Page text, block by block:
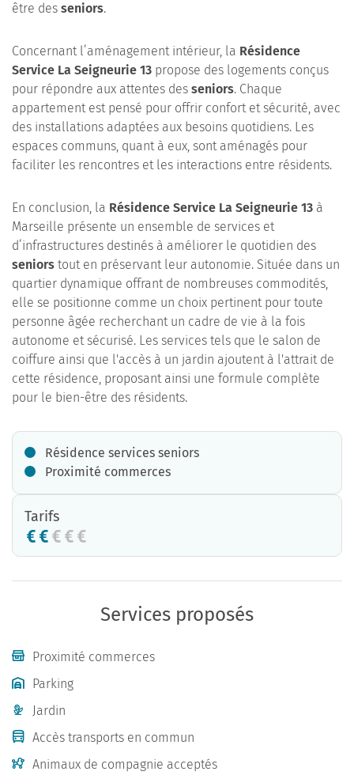
être des seniors.
Concernant l’aménagement intérieur, la Résidence
Service La Seigneurie 13 propose des logements conçus
pour répondre aux attentes des seniors. Chaque
appartement est pensé pour offrir confort et sécurité, avec
des installations adaptées aux besoins quotidiens. Les
espaces communs, quant à eux, sont aménagés pour
faciliter les rencontres et les interactions entre résidents.
En conclusion, la Résidence Service La Seigneurie 13 à
Marseille présente un ensemble de services et
d’infrastructures destinés à améliorer le quotidien des
seniors tout en préservant leur autonomie. Située dans un
quartier dynamique offrant de nombreuses commodités,
elle se positionne comme un choix pertinent pour toute
personne âgée recherchant un cadre de vie à la fois
autonome et sécurisé. Les services tels que le salon de
coiffure ainsi que l'accès à un jardin ajoutent à l'attrait de
cette résidence, proposant ainsi une formule complète
pour le bien-être des résidents.
Résidence services seniors
Proximité commerces
Tarifs
Services proposés
Proximité commerces
Parking
Jardin
Accès transports en commun
Animaux de compagnie acceptés